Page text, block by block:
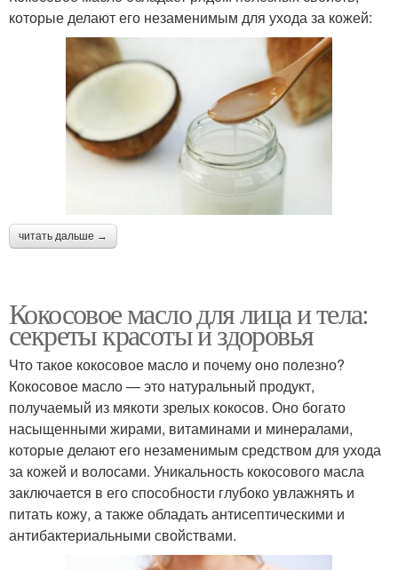
которые делают его незаменимым для ухода за кожей:
читать дальше →
Кокосовое масло для лица и тела:
секреты красоты и здоровья
Что такое кокосовое масло и почему оно полезно?
Кокосовое масло — это натуральный продукт,
получаемый из мякоти зрелых кокосов. Оно богато
насыщенными жирами, витаминами и минералами,
которые делают его незаменимым средством для ухода
за кожей и волосами. Уникальность кокосового масла
заключается в его способности глубоко увлажнять и
питать кожу, а также обладать антисептическими и
антибактериальными свойствами.